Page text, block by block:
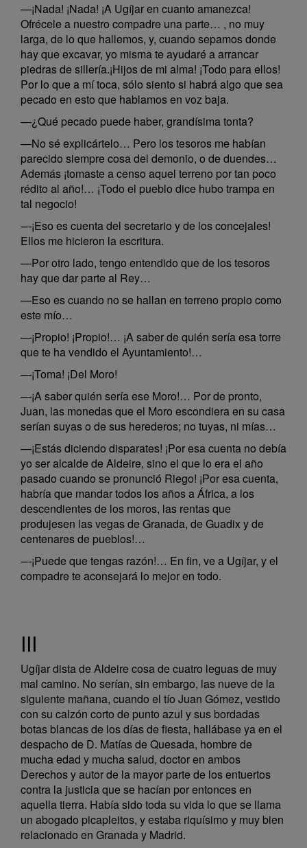
—¡Nada! ¡Nada! ¡A Ugíjar en cuanto amanezca!
Ofrécele a nuestro compadre una parte… , no muy
larga, de lo que hallemos, y, cuando sepamos donde
hay que excavar, yo misma te ayudaré a arrancar
piedras de sillería.¡Hijos de mi alma! ¡Todo para ellos!
Por lo que a mí toca, sólo siento si habrá algo que sea
pecado en esto que hablamos en voz baja.
—¿Qué pecado puede haber, grandísima tonta?
—No sé explicártelo… Pero los tesoros me habían
parecido siempre cosa del demonio, o de duendes…
Además ¡tomaste a censo aquel terreno por tan poco
rédito al año!… ¡Todo el pueblo dice hubo trampa en
tal negocio!
—¡Eso es cuenta del secretario y de los concejales!
Ellos me hicieron la escritura.
—Por otro lado, tengo entendido que de los tesoros
hay que dar parte al Rey…
—Eso es cuando no se hallan en terreno propio como
este mío…
—¡Propio! ¡Propio!… ¡A saber de quién sería esa torre
que te ha vendido el Ayuntamiento!…
—¡Toma! ¡Del Moro!
—¡A saber quién sería ese Moro!… Por de pronto,
Juan, las monedas que el Moro escondiera en su casa
serían suyas o de sus herederos; no tuyas, ni mías…
—¡Estás diciendo disparates! ¡Por esa cuenta no debía
yo ser alcalde de Aldeire, sino el que lo era el año
pasado cuando se pronunció Riego! ¡Por esa cuenta,
habría que mandar todos los años a África, a los
descendientes de los moros, las rentas que
produjesen las vegas de Granada, de Guadix y de
centenares de pueblos!…
—¡Puede que tengas razón!… En fin, ve a Ugíjar, y el
compadre te aconsejará lo mejor en todo.
III
Ugíjar dista de Aldeire cosa de cuatro leguas de muy
mal camino. No serían, sin embargo, las nueve de la
siguiente mañana, cuando el tío Juan Gómez, vestido
con su calzón corto de punto azul y sus bordadas
botas blancas de los días de fiesta, hallábase ya en el
despacho de D. Matías de Quesada, hombre de
mucha edad y mucha salud, doctor en ambos
Derechos y autor de la mayor parte de los entuertos
contra la justicia que se hacían por entonces en
aquella tierra. Había sido toda su vida lo que se llama
un abogado picapleitos, y estaba riquísimo y muy bien
relacionado en Granada y Madrid.